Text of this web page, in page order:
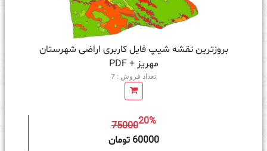
بروزترین نقشه شیپ فایل کاربری اراضی شهرستان
مهریز + PDF
تعداد فروش : 7
7500020%
60000 تومان